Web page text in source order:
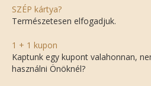
SZÉP kártya?
Természetesen elfogadjuk.
1 + 1 kupon
Kaptunk egy kupont valahonnan,
használni Önöknél?